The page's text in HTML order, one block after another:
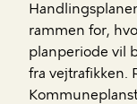
rammen for,
planperiode vil
fra vejtrafikken.